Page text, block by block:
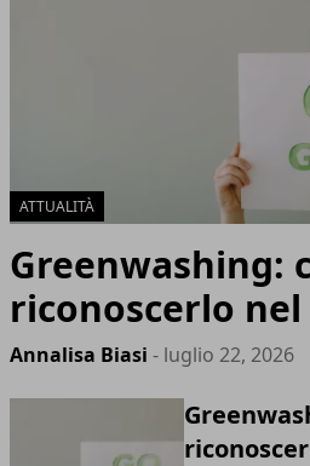
ATTUALITÀ
Greenwashing:
riconoscerlo nel
Annalisa Biasi - luglio 22, 2026